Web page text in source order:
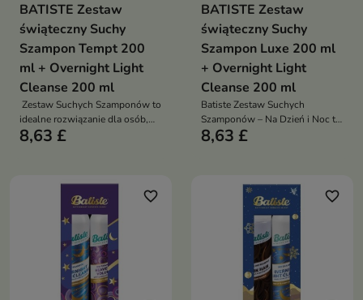
BATISTE Zestaw
świąteczny Suchy
Szampon Tempt 200
ml + Overnight Light
Cleanse 200 ml
Zestaw Suchych Szamponów to
idealne rozwiązanie dla osób,
które chcą dbać o swoje włosy
8,63 £
BATISTE Zestaw
świąteczny Suchy
Szampon Luxe 200 ml
+ Overnight Light
Cleanse 200 ml
Batiste Zestaw Suchych
Szamponów – Na Dzień i Noc to
doskonały wybór dla osób, które
8,63 £
favorite_border favorite_border